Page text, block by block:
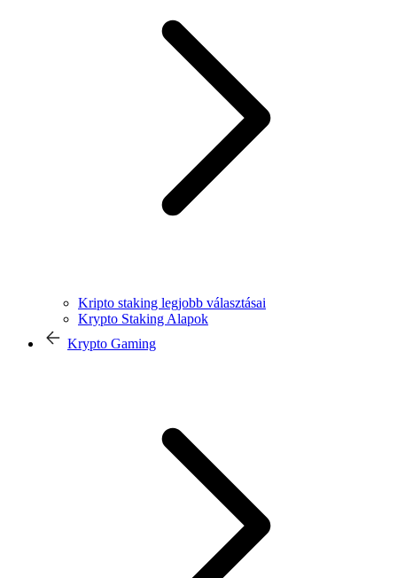
Kripto staking legjobb választásai
Krypto Staking Alapok
Krypto Gaming